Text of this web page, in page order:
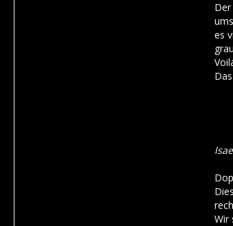
es
Wir